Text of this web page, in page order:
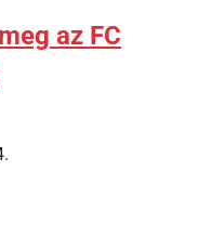
az FC